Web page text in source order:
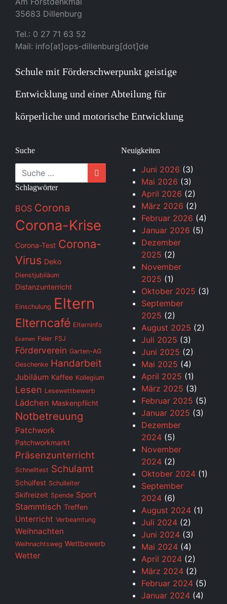
35683 Dillenburg
Tel.: 0 27 71 63 52
Mail: info[at]ops-dillenburg[dot]de
Schule mit Förderschwerpunkt geistige
Entwicklung und einer Abteilung für
körperliche und motorische Entwicklung
Suche
Suche
Schlagwörter
BOS Corona
Corona-Krise
Corona-Test Corona-
Virus Deko
Dienstjubiläum
Distanzunterricht
Einschulung Eltern
Elterncafé Elterninfo
Examen Feier FSJ
Förderverein Garten-AG
Geschenke Handarbeit
Jubiläum Kaffee Kollegium
Lesen Lesewettbewerb
Lädchen Maskenpflicht
Notbetreuung
Patchwork
Patchworkmarkt
Präsenzunterricht
Schnelltest Schulamt
Schulfest Schulleiter
Skifreizeit Spende Sport
Stammtisch Treffen
Unterricht Verbeamtung
Weihnachten
Weihnachtsweg Wettbewerb
Wetter
Neuigkeiten
Juni 2026 (3)
Mai 2026 (3)
April 2026 (2)
März 2026 (2)
Februar 2026 (4)
Januar 2026 (5)
Dezember
2025 (2)
November
2025 (1)
Oktober 2025 (3)
September
2025 (2)
August 2025 (2)
Juli 2025 (3)
Juni 2025 (2)
Mai 2025 (4)
April 2025 (1)
März 2025 (3)
Februar 2025 (5)
Januar 2025 (3)
Dezember
2024 (5)
November
2024 (2)
Oktober 2024 (1)
September
2024 (6)
August 2024 (1)
Juli 2024 (2)
Juni 2024 (3)
Mai 2024 (4)
April 2024 (2)
März 2024 (2)
Februar 2024 (5)
Januar 2024 (4)